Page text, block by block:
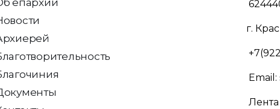
г.
Email:
Лента